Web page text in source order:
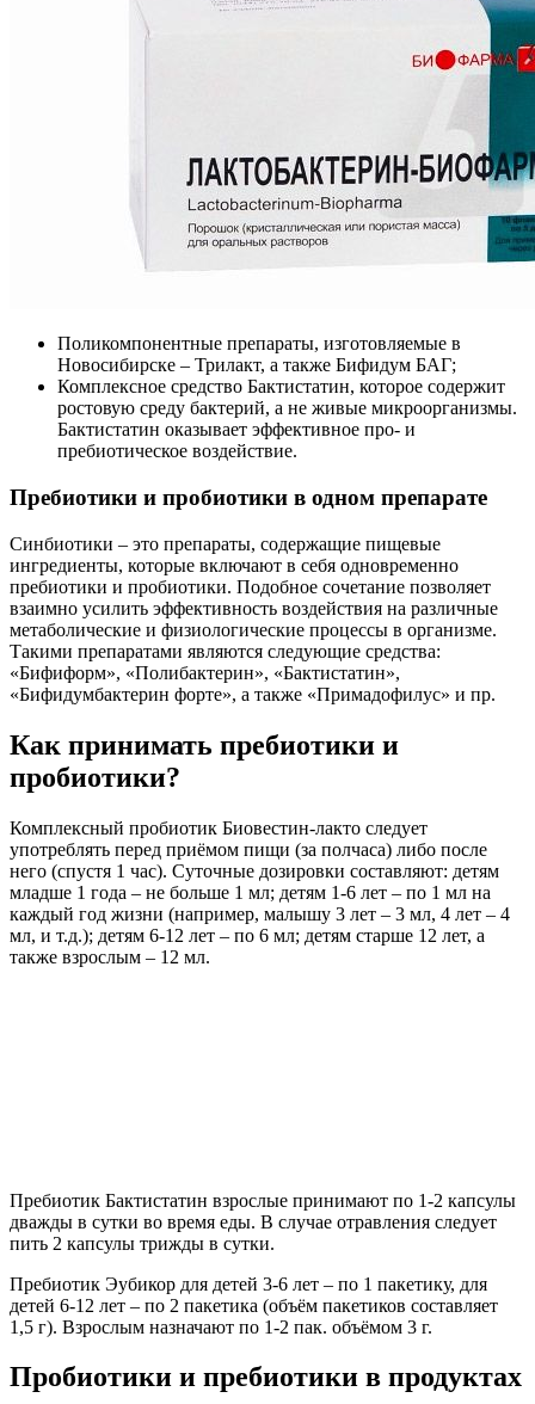
Поликомпонентные препараты, изготовляемые в
Новосибирске – Трилакт, а также Бифидум БАГ;
Комплексное средство Бактистатин, которое содержит
ростовую среду бактерий, а не живые микроорганизмы.
Бактистатин оказывает эффективное про- и
пребиотическое воздействие.
Пребиотики и пробиотики в одном препарате
Синбиотики – это препараты, содержащие пищевые
ингредиенты, которые включают в себя одновременно
пребиотики и пробиотики. Подобное сочетание позволяет
взаимно усилить эффективность воздействия на различные
метаболические и физиологические процессы в организме.
Такими препаратами являются следующие средства:
«Бифиформ», «Полибактерин», «Бактистатин»,
«Бифидумбактерин форте», а также «Примадофилус» и пр.
Как принимать пребиотики и
пробиотики?
Комплексный пробиотик Биовестин-лакто следует
употреблять перед приёмом пищи (за полчаса) либо после
него (спустя 1 час). Суточные дозировки составляют: детям
младше 1 года – не больше 1 мл; детям 1-6 лет – по 1 мл на
каждый год жизни (например, малышу 3 лет – 3 мл, 4 лет – 4
мл, и т.д.); детям 6-12 лет – по 6 мл; детям старше 12 лет, а
также взрослым – 12 мл.
Пребиотик Бактистатин взрослые принимают по 1-2 капсулы
дважды в сутки во время еды. В случае отравления следует
пить 2 капсулы трижды в сутки.
Пребиотик Эубикор для детей 3-6 лет – по 1 пакетику, для
детей 6-12 лет – по 2 пакетика (объём пакетиков составляет
1,5 г). Взрослым назначают по 1-2 пак. объёмом 3 г.
Пробиотики и пребиотики в продуктах